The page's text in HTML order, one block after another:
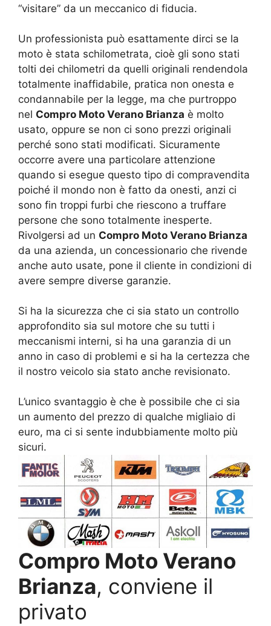
“visitare” da un meccanico di fiducia.
Un professionista può esattamente dirci se la
moto è stata schilometrata, cioè gli sono stati
tolti dei chilometri da quelli originali rendendola
totalmente inaffidabile, pratica non onesta e
condannabile per la legge, ma che purtroppo
nel Compro Moto Verano Brianza è molto
usato, oppure se non ci sono prezzi originali
perché sono stati modificati. Sicuramente
occorre avere una particolare attenzione
quando si esegue questo tipo di compravendita
poiché il mondo non è fatto da onesti, anzi ci
sono fin troppi furbi che riescono a truffare
persone che sono totalmente inesperte.
Rivolgersi ad un Compro Moto Verano Brianza
da una azienda, un concessionario che rivende
anche auto usate, pone il cliente in condizioni di
avere sempre diverse garanzie.
Si ha la sicurezza che ci sia stato un controllo
approfondito sia sul motore che su tutti i
meccanismi interni, si ha una garanzia di un
anno in caso di problemi e si ha la certezza che
il nostro veicolo sia stato anche revisionato.
L’unico svantaggio è che è possibile che ci sia
un aumento del prezzo di qualche migliaio di
euro, ma ci si sente indubbiamente molto più
sicuri.
Compro Moto Verano
Brianza, conviene il
privato